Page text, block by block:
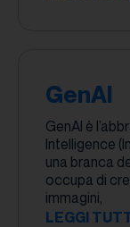
GenAI
GenAI è
Intelligence
una branca
occupa di
immagini,
LEGGI